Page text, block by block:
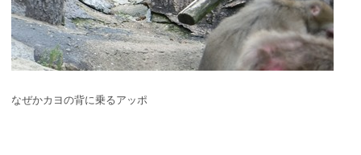
なぜかカヨの背に乗るアッポ